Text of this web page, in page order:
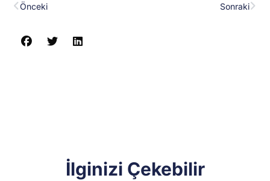
Önceki Sonraki
İlginizi Çekebilir